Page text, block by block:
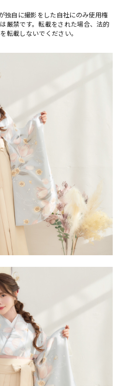
独自に撮影をした自社にのみ使用権
厳禁です。転載をされた場合、法的
転載しないでください。